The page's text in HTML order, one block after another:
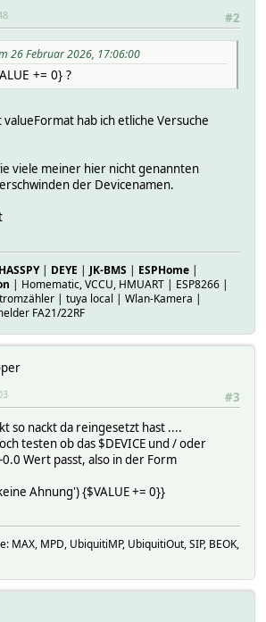
#2
26 Februar 2026, 17:06:00
+= 0} ?
hab ich etliche Versuche
viele meiner hier nicht genannten
der Devicenamen.
| DEYE | JK-BMS | ESPHome |
| Homematic, VCCU, HMUART | ESP8266 |
| tuya local | Wlan-Kamera |
FA21/22RF
#3
so nackt da reingesetzt hast ....
testen ob das $DEVICE und / oder
0.0 Wert passt, also in der Form
Ahnung') {$VALUE += 0}}
MAX, MPD, UbiquitiMP, UbiquitiOut, SIP, BEOK,